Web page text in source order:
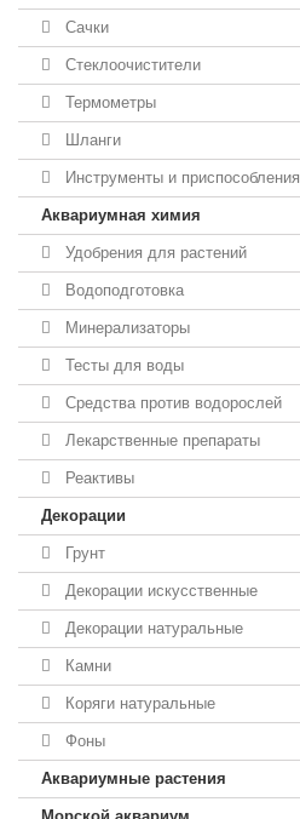
Сачки
Стеклоочистители
Термометры
Шланги
Инструменты и приспособления
Аквариумная химия
Удобрения для растений
Водоподготовка
Минерализаторы
Тесты для воды
Средства против водорослей
Лекарственные препараты
Реактивы
Декорации
Грунт
Декорации искусственные
Декорации натуральные
Камни
Коряги натуральные
Фоны
Аквариумные растения